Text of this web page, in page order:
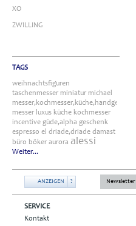
XO
ZWILLING
TAGS
weihnachtsfiguren
taschenmesser miniatur michael
messer,kochmesser,küche,handgefertigt
messer luxus küche kochmesser
incentive güde,alpha geschenk
espresso el driade,driade damast
büro böker aurora alessi
Weiter...
ANZEIGEN ? Newsletter
SERVICE
Kontakt